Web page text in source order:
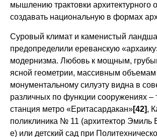
мышлению трактовки архитектурного
создавать национальную в формах
Суровый климат и каменистый
предопределили ереванскую
модернизма. Любовь к мощным,
ясной геометрии, массивным объемам
монументальному силуэту видна в
различных по функции сооружениях –
станция метро «Еритасардакан»[42],
поликлиника № 11 (архитектор Эмиль
е) или детский сад при